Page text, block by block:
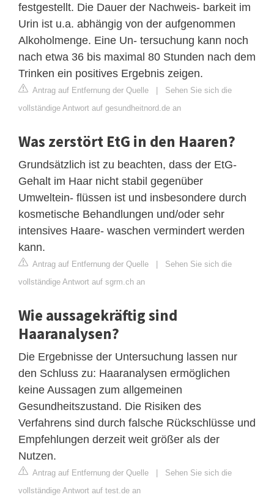
festgestellt. Die Dauer der Nachweis- barkeit im
Urin ist u.a. abhängig von der aufgenommen
Alkoholmenge. Eine Un- tersuchung kann noch
nach etwa 36 bis maximal 80 Stunden nach dem
Trinken ein positives Ergebnis zeigen.
Antrag auf Entfernung der Quelle | Sehen Sie sich die
vollständige Antwort auf gesundheitnord.de an
Was zerstört EtG in den Haaren?
Grundsätzlich ist zu beachten, dass der EtG-
Gehalt im Haar nicht stabil gegenüber
Umweltein- flüssen ist und insbesondere durch
kosmetische Behandlungen und/oder sehr
intensives Haare- waschen vermindert werden
kann.
Antrag auf Entfernung der Quelle | Sehen Sie sich die
vollständige Antwort auf sgrm.ch an
Wie aussagekräftig sind
Haaranalysen?
Die Ergebnisse der Untersuchung lassen nur
den Schluss zu: Haaranalysen ermöglichen
keine Aussagen zum allgemeinen
Gesundheitszustand. Die Risiken des
Verfahrens sind durch falsche Rückschlüsse und
Empfehlungen derzeit weit größer als der
Nutzen.
Antrag auf Entfernung der Quelle | Sehen Sie sich die
vollständige Antwort auf test.de an